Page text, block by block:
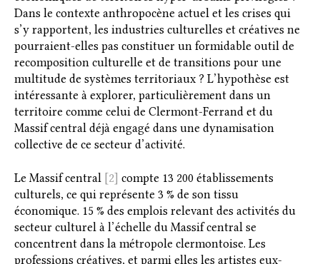
Dans le contexte anthropocène actuel et les crises qui
s’y rapportent, les industries culturelles et créatives ne
pourraient-elles pas constituer un formidable outil de
recomposition culturelle et de transitions pour une
multitude de systèmes territoriaux ? L’hypothèse est
intéressante à explorer, particulièrement dans un
territoire comme celui de Clermont-Ferrand et du
Massif central déjà engagé dans une dynamisation
collective de ce secteur d’activité.
Le Massif central [2] compte 13 200 établissements
culturels, ce qui représente 3 % de son tissu
économique. 15 % des emplois relevant des activités du
secteur culturel à l’échelle du Massif central se
concentrent dans la métropole clermontoise. Les
professions créatives, et parmi elles les artistes eux-